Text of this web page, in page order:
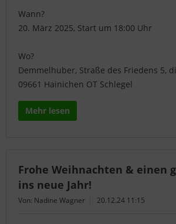
Wann?
20. März 2025, Start um 18:00 Uhr
Wo?
Demmelhuber, Straße des Friedens 5,
09661 Hainichen OT Schlegel
Mehr lesen
Frohe Weihnachten & einen
ins neue Jahr!
Von: Nadine Wagner 20.12.24 11:15